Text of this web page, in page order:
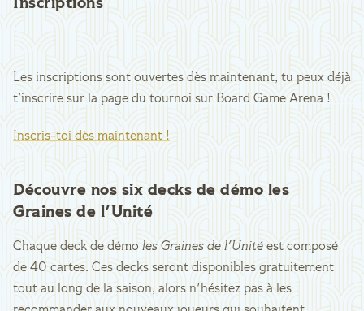
Inscriptions
Les inscriptions sont ouvertes dès maintenant, tu peux déjà
t’inscrire sur la page du tournoi sur Board Game Arena !
Inscris-toi dès maintenant !
Découvre nos six decks de démo les
Graines de l'Unité
Chaque deck de démoles Graines de l'Unitéest composé
de 40 cartes. Ces decks seront disponibles gratuitement
tout au long de la saison, alors n'hésitez pas à les